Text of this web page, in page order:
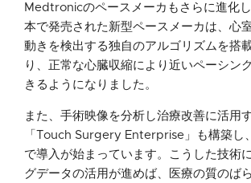
Medtronicのペースメーカもさらに進化
本で発売された新型ペースメーカは、心
動きを検出する独自のアルゴリズムを搭
り、正常な心臓収縮により近いペーシン
きるようになりました。
また、手術映像を分析し治療改善に活用
「Touch Surgery Enterprise」も構築し
で導入が始まっています。こうした技術
グデータの活用が進めば、医療の質のば